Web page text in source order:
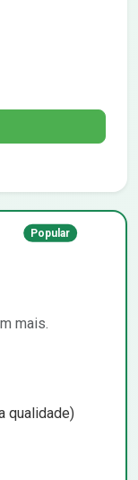
Popular
mais.
qualidade)